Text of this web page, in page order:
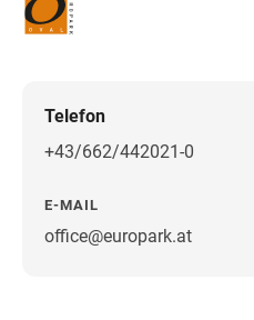
Telefon
+43/662/442021-0
E-MAIL
office@europark.at